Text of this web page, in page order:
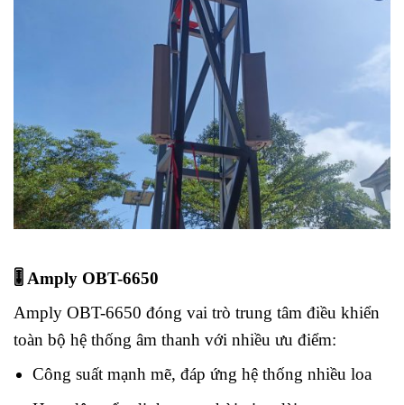
🎚 Amply OBT-6650
Amply OBT-6650 đóng vai trò trung tâm điều khiển
toàn bộ hệ thống âm thanh với nhiều ưu điểm:
Công suất mạnh mẽ, đáp ứng hệ thống nhiều loa